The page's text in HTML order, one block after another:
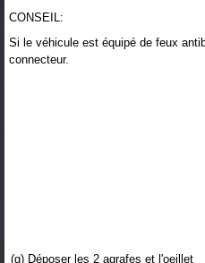
CONSEIL:
Si le véhicule est équipé de feux
connecteur.
(g) Déposer les 2 agrafes et l'oeillet